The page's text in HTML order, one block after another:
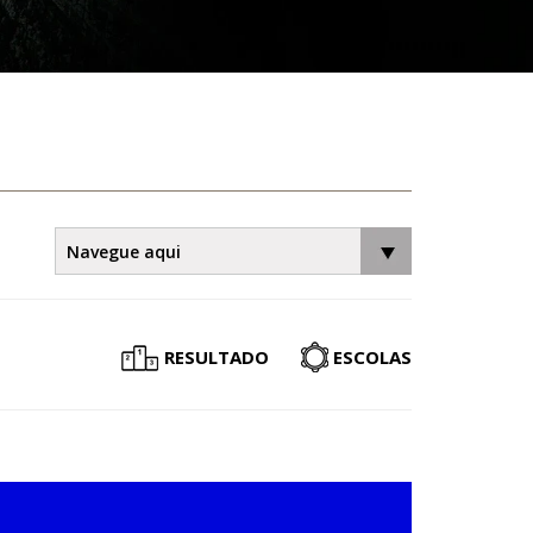
RESULTADO ESCOLAS